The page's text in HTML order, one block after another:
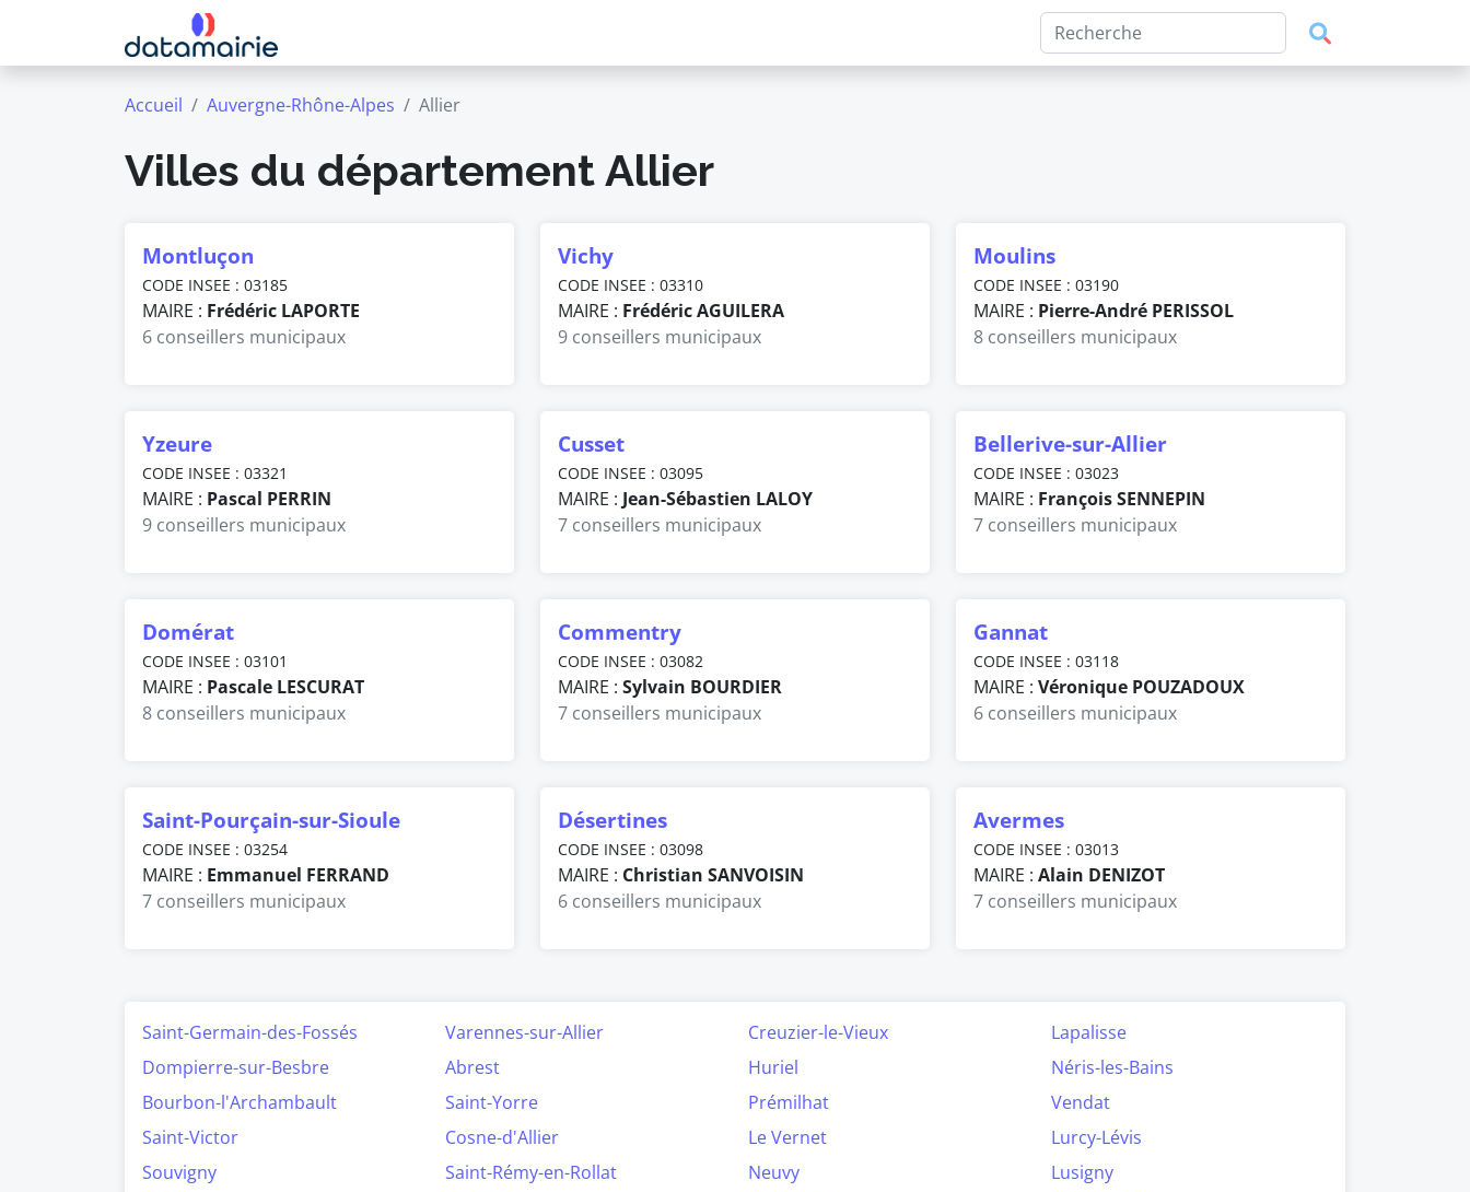
Accueil Auvergne-Rhône-Alpes Allier
Villes du département Allier
Montluçon
CODE INSEE : 03185
MAIRE : Frédéric LAPORTE
6 conseillers municipaux
Vichy
CODE INSEE : 03310
MAIRE : Frédéric AGUILERA
9 conseillers municipaux
Moulins
CODE INSEE : 03190
MAIRE : Pierre-André PERISSOL
8 conseillers municipaux
Yzeure
CODE INSEE : 03321
MAIRE : Pascal PERRIN
9 conseillers municipaux
Cusset
CODE INSEE : 03095
MAIRE : Jean-Sébastien LALOY
7 conseillers municipaux
Bellerive-sur-Allier
CODE INSEE : 03023
MAIRE : François SENNEPIN
7 conseillers municipaux
Domérat
CODE INSEE : 03101
MAIRE : Pascale LESCURAT
8 conseillers municipaux
Commentry
CODE INSEE : 03082
MAIRE : Sylvain BOURDIER
7 conseillers municipaux
Gannat
CODE INSEE : 03118
MAIRE : Véronique POUZADOUX
6 conseillers municipaux
Saint-Pourçain-sur-Sioule
CODE INSEE : 03254
MAIRE : Emmanuel FERRAND
7 conseillers municipaux
Désertines
CODE INSEE : 03098
MAIRE : Christian SANVOISIN
6 conseillers municipaux
Avermes
CODE INSEE : 03013
MAIRE : Alain DENIZOT
7 conseillers municipaux
Saint-Germain-des-Fossés Varennes-sur-Allier Creuzier-le-Vieux
Lapalisse
Dompierre-sur-Besbre
Abrest Huriel
Néris-les-Bains
Bourbon-l'Archambault
Saint-Yorre Prémilhat
Vendat
Saint-Victor
Cosne-d'Allier Le Vernet
Lurcy-Lévis
Souvigny
Saint-Rémy-en-Rollat Neuvy
Lusigny